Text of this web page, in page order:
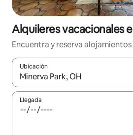
Alquileres vacacionales
Encuentra y reserva
Ubicación
Cuando los resultados estén
Llegada